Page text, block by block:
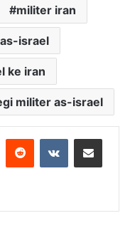
militer iran
israel
ke iran
militer as-israel
PinterestReddit VKontakteShare via Email